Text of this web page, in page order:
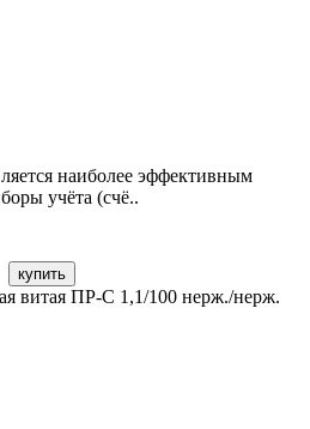
наиболее эффективным
учёта (счё..
купить
витая ПР-С 1,1/100 нерж./нерж.